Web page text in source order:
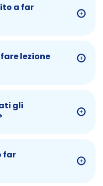
a far
lezione
gli
far